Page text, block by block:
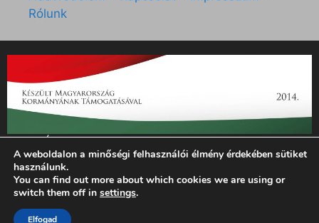
Rólunk
„Az Új Ember katolikus hetilap 2014. évi működésének
támogatását az EGYH-KCP-14-P-0121 sz. támogatási
szerződés keretében 3 000 000 Ft összegben támogatta az
Emberi Erőforrások Minisztériuma.”
© 2026 Magyar Kurír - Új Ember
A weboldalon a minőségi felhasználói élmény érdekében sütiket
használunk.
You can find out more about which cookies we are using or
switch them off in settings.
Elfogad